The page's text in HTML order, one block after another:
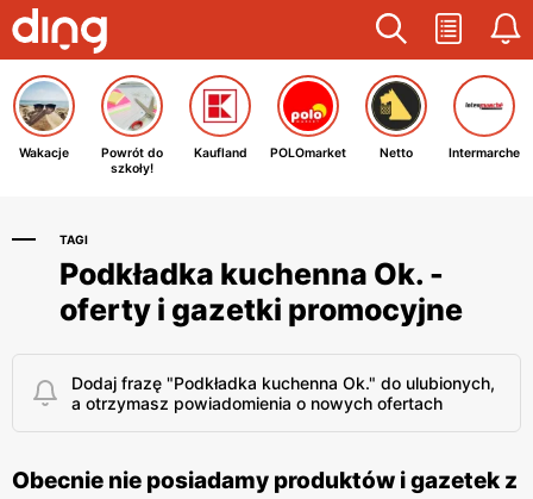
Wakacje
Powrót do
szkoły!
Kaufland POLOmarket Netto Intermarche
TAGI
Podkładka kuchenna Ok. -
oferty i gazetki promocyjne
Dodaj frazę "Podkładka kuchenna Ok." do ulubionych,
a otrzymasz powiadomienia o nowych ofertach
Obecnie nie posiadamy produktów i gazetek z